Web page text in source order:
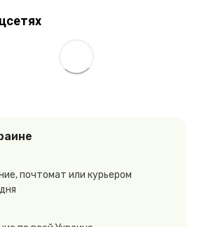
почтомат или курьером